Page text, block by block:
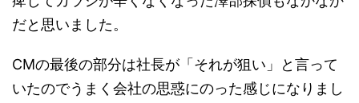
だと思いました。
CMの最後の部分は社長が「それが狙い」と言って
いたのでうまく会社の思惑にのった感じになりまし